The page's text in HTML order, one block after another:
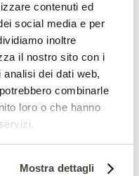
contenuti ed
social media e per
inoltre
il nostro sito con i
dei dati web,
combinarle
loro o che hanno
Mostra dettagli
particolare
è la
bombi ma non
di questi
particolarmente
nei campi